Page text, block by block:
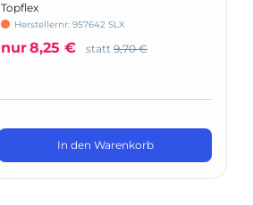
Topflex
Herstellernr: 957642 SLX
nur8,25 € statt 9,70 €
In den Warenkorb